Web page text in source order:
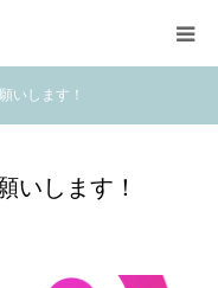
いします！
いします！